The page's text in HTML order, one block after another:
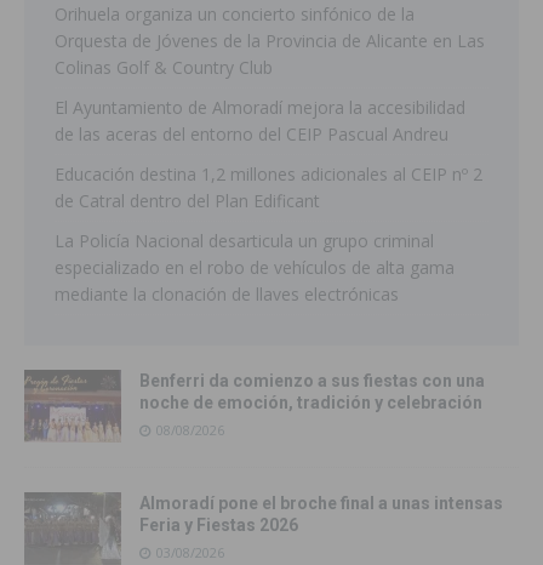
Orihuela organiza un concierto sinfónico de la
Orquesta de Jóvenes de la Provincia de Alicante en Las
Colinas Golf & Country Club
El Ayuntamiento de Almoradí mejora la accesibilidad
de las aceras del entorno del CEIP Pascual Andreu
Educación destina 1,2 millones adicionales al CEIP nº 2
de Catral dentro del Plan Edificant
La Policía Nacional desarticula un grupo criminal
especializado en el robo de vehículos de alta gama
mediante la clonación de llaves electrónicas
Benferri da comienzo a sus fiestas con una
noche de emoción, tradición y celebración
08/08/2026
Almoradí pone el broche final a unas intensas
Feria y Fiestas 2026
03/08/2026